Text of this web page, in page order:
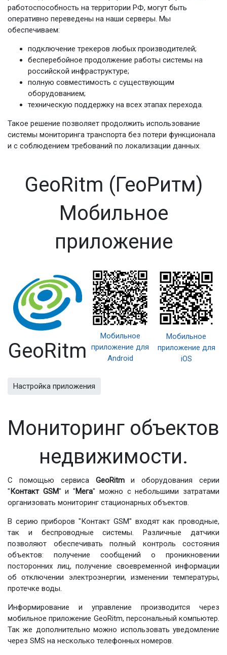
работоспособность на территории РФ, могут быть
оперативно переведены на наши серверы. Мы
обеспечиваем:
подключение трекеров любых производителей;
бесперебойное продолжение работы системы на
российской инфраструктуре;
полную совместимость с существующим
оборудованием;
техническую поддержку на всех этапах перехода.
Такое решение позволяет продолжить использование
системы мониторинга транспорта без потери функционала
и с соблюдением требований по локализации данных.
GeoRitm (ГеоРитм)
Мобильное
приложение
GeoRitm
Мобильное
приложение для
Android
Мобильное
приложение для
iOS
Настройка приложения
Мониторинг объектов
недвижимости.
С помощью сервиса GeoRitmи оборудования серии
"Контакт GSM" и "Мега" можно с небольшими затратами
организовать мониторинг стационарных объектов.
В серию приборов "Контакт GSM" входят как проводные,
так и беспроводные системы. Различные датчики
позволяют обеспечивать полный контроль состояния
объектов: получение сообщений о проникновении
посторонних лиц, получение своевременной информации
об отключении электроэнергии, изменении температуры,
протечке воды.
Информирование и управление производится через
мобильное приложение GeoRitm, персональный компьютер.
Так же дополнительно можно использовать уведомление
через SMS на несколько телефонных номеров.